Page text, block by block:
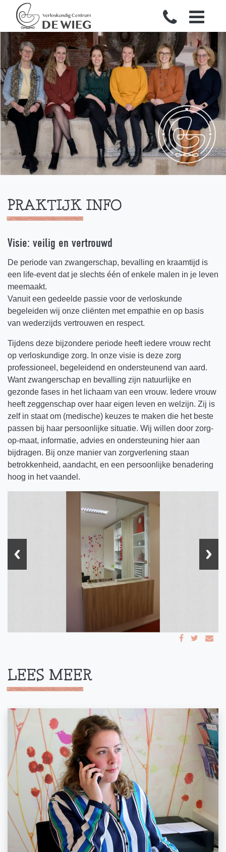
PRAKTIJK INFO
Visie: veilig en vertrouwd
De periode van zwangerschap, bevalling en kraamtijd is
een life-event dat je slechts één of enkele malen in je leven
meemaakt.
Vanuit een gedeelde passie voor de verloskunde
begeleiden wij onze cliënten met empathie en op basis
van wederzijds vertrouwen en respect.
Tijdens deze bijzondere periode heeft iedere vrouw recht
op verloskundige zorg. In onze visie is deze zorg
professioneel, begeleidend en ondersteunend van aard.
Want zwangerschap en bevalling zijn natuurlijke en
gezonde fases in het lichaam van een vrouw. Iedere vrouw
heeft zeggenschap over haar eigen leven en welzijn. Zij is
zelf in staat om (medische) keuzes te maken die het beste
passen bij haar persoonlijke situatie. Wij willen door zorg-
op-maat, informatie, advies en ondersteuning hier aan
bijdragen. Bij onze manier van zorgverlening staan
betrokkenheid, aandacht, en een persoonlijke benadering
hoog in het vaandel.
LEES MEER